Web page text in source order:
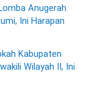
Anugerah
Ini Harapan
Kabupaten
Wilayah II, Ini